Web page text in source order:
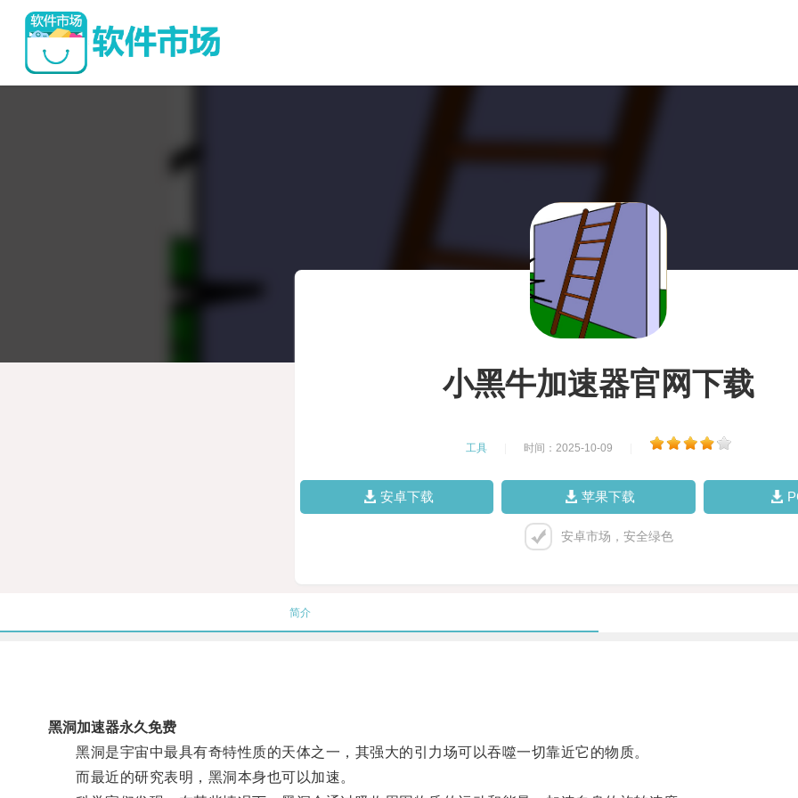
小黑牛加速器官网下载
工具 时间：2025-10-09
安卓下载 苹果下载
安卓市场，安全绿色
简介
黑洞加速器永久免费
黑洞是宇宙中最具有奇特性质的天体之一，其强大的引力场可以吞噬一切靠近它的物质。
而最近的研究表明，黑洞本身也可以加速。